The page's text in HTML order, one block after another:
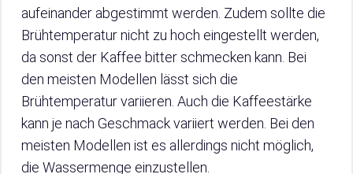
aufeinander abgestimmt werden. Zudem sollte die
Brühtemperatur nicht zu hoch eingestellt werden,
da sonst der Kaffee bitter schmecken kann. Bei
den meisten Modellen lässt sich die
Brühtemperatur variieren. Auch die Kaffeestärke
kann je nach Geschmack variiert werden. Bei den
meisten Modellen ist es allerdings nicht möglich,
die Wassermenge einzustellen.